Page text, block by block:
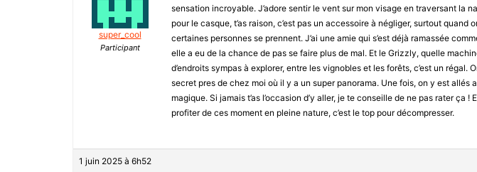
super_cool
Participant
sensation incroyable. J’adore sentir le vent sur mon visage en traversant la
pour le casque, t’as raison, c’est pas un accessoire à négliger, surtout quand
certaines personnes se prennent. J’ai une amie qui s’est déjà ramassée
elle a eu de la chance de pas se faire plus de mal. Et le Grizzly, quelle
d’endroits sympas à explorer, entre les vignobles et les forêts, c’est un régal.
secret pres de chez moi où il y a un super panorama. Une fois, on y est allés
magique. Si jamais t’as l’occasion d’y aller, je te conseille de ne pas rater ça !
profiter de ces moment en pleine nature, c’est le top pour décompresser.
1 juin 2025 à 6h52